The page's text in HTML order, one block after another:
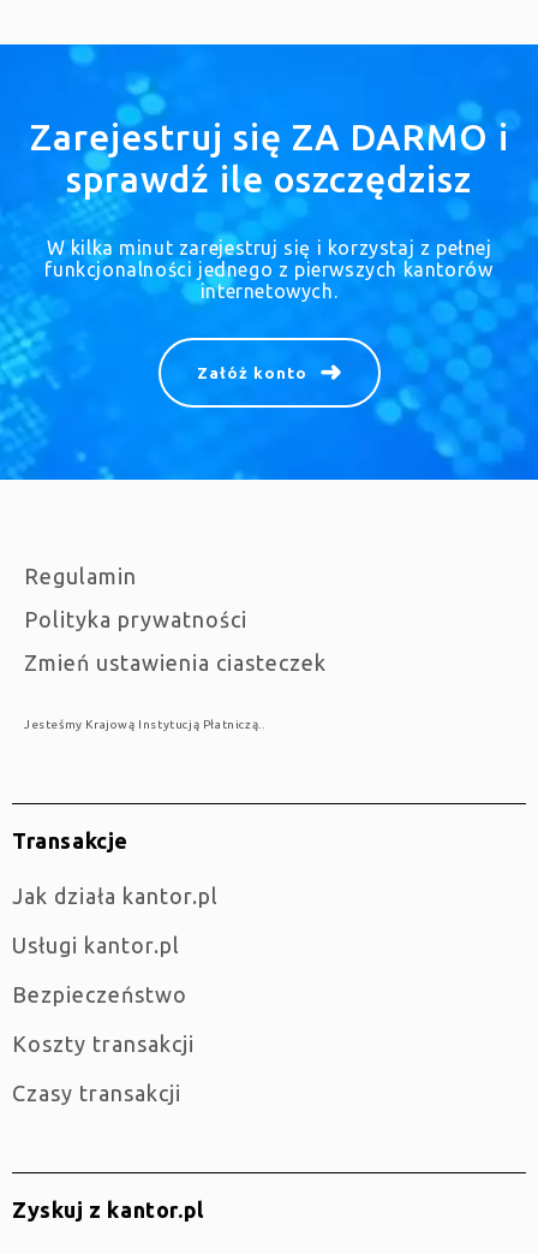
Zarejestruj się ZA DARMO i
sprawdź ile oszczędzisz
W kilka minut zarejestruj się i korzystaj z pełnej
funkcjonalności jednego z pierwszych kantorów
internetowych.
Załóż konto
Regulamin
Polityka prywatności
Zmień ustawienia ciasteczek
Jesteśmy Krajową Instytucją Płatniczą..
Transakcje
jak działa kantor.pl
Usługi kantor.pl
Bezpieczeństwo
Koszty transakcji
Czasy transakcji
Zyskuj z kantor.pl